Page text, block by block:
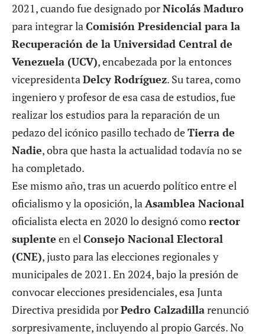
2021, cuando fue designado porNicolás Maduro
para integrar la Comisión Presidencial para la
Recuperación de la Universidad Central de
Venezuela (UCV), encabezada por la entonces
vicepresidenta Delcy Rodríguez. Su tarea, como
ingeniero y profesor de esa casa de estudios, fue
realizar los estudios para la reparación de un
pedazo del icónico pasillo techado deTierra de
Nadie, obra que hasta la actualidad todavía no se
ha completado.
Ese mismo año, tras un acuerdo político entre el
oficialismo y la oposición, la Asamblea Nacional
oficialista electa en 2020 lo designó comorector
suplente en el Consejo Nacional Electoral
(CNE), justo para las elecciones regionales y
municipales de 2021. En 2024, bajo la presión de
convocar elecciones presidenciales, esa Junta
Directiva presidida porPedro Calzadillarenunció
sorpresivamente, incluyendo al propio Garcés. No